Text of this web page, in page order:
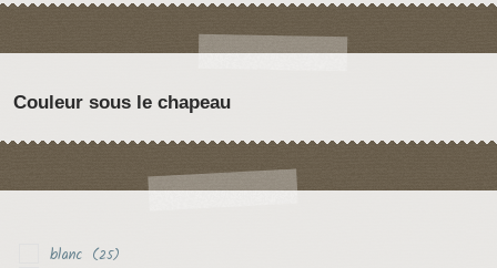
Couleur sous le chapeau
blanc (25)